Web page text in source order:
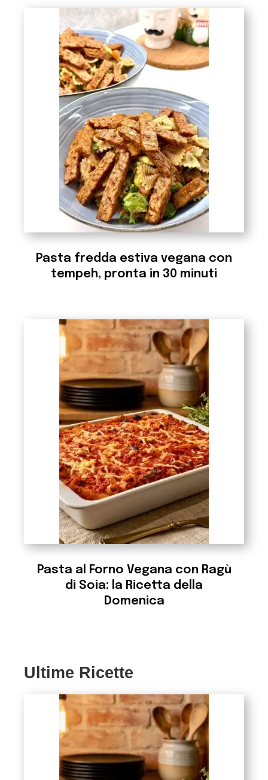
Pasta fredda estiva vegana con
tempeh, pronta in 30 minuti
Pasta al Forno Vegana con Ragù
di Soia: la Ricetta della
Domenica
Ultime Ricette